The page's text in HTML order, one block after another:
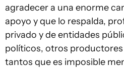
agradecer a una enorme
apoyo y que lo respalda,
privado y de entidades
políticos, otros
tantos que es imposible